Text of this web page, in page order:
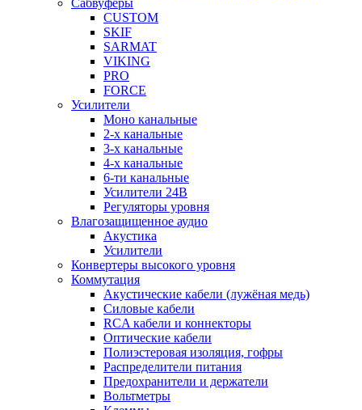
Сабвуферы
CUSTOM
SKIF
SARMAT
VIKING
PRO
FORCE
Усилители
Моно канальные
2-х канальные
3-х канальные
4-х канальные
6-ти канальные
Усилители 24В
Регуляторы уровня
Влагозащищенное аудио
Акустика
Усилители
Конвертеры высокого уровня
Коммутация
Акустические кабели (лужёная медь)
Силовые кабели
RCA кабели и коннекторы
Оптические кабели
Полиэстеровая изоляция, гофры
Распределители питания
Предохранители и держатели
Вольтметры